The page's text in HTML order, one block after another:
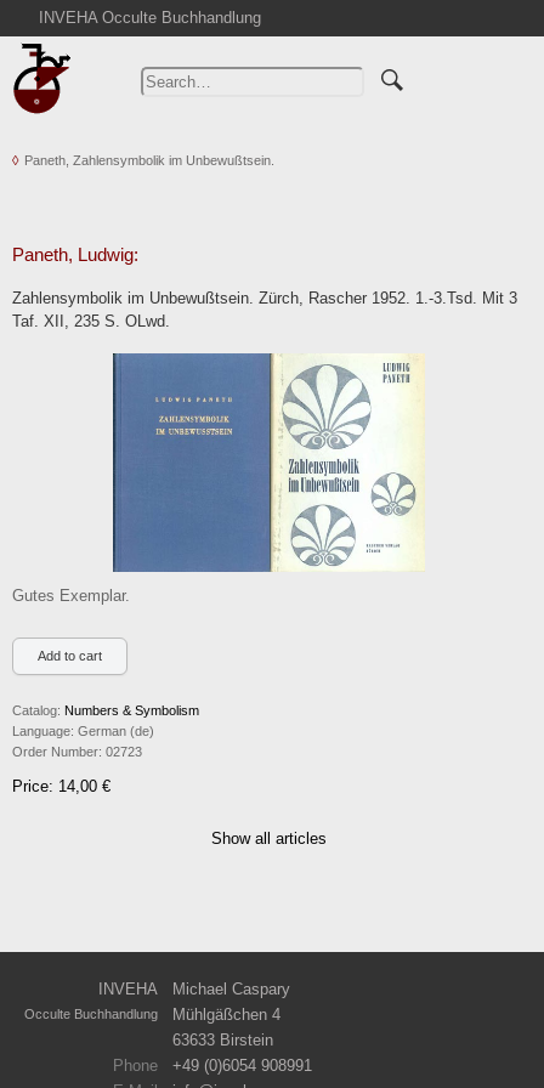
INVEHA Occulte Buchhandlung
Home
Advanced Search
Cart
Contact
Paneth, Zahlensymbolik im Unbewußtsein.
Paneth, Ludwig:
Zahlensymbolik im Unbewußtsein. Zürch, Rascher 1952. 1.-3.Tsd. Mit 3
Taf. XII, 235 S. OLwd.
Gutes Exemplar.
Catalog: Numbers & Symbolism
Language: German (de)
Order Number: 02723
Price: 14,00 €
Show all articles
INVEHA Michael Caspary
Occulte Buchhandlung
Mühlgäßchen 4
63633 Birstein
Phone
+49 (0)6054 908991